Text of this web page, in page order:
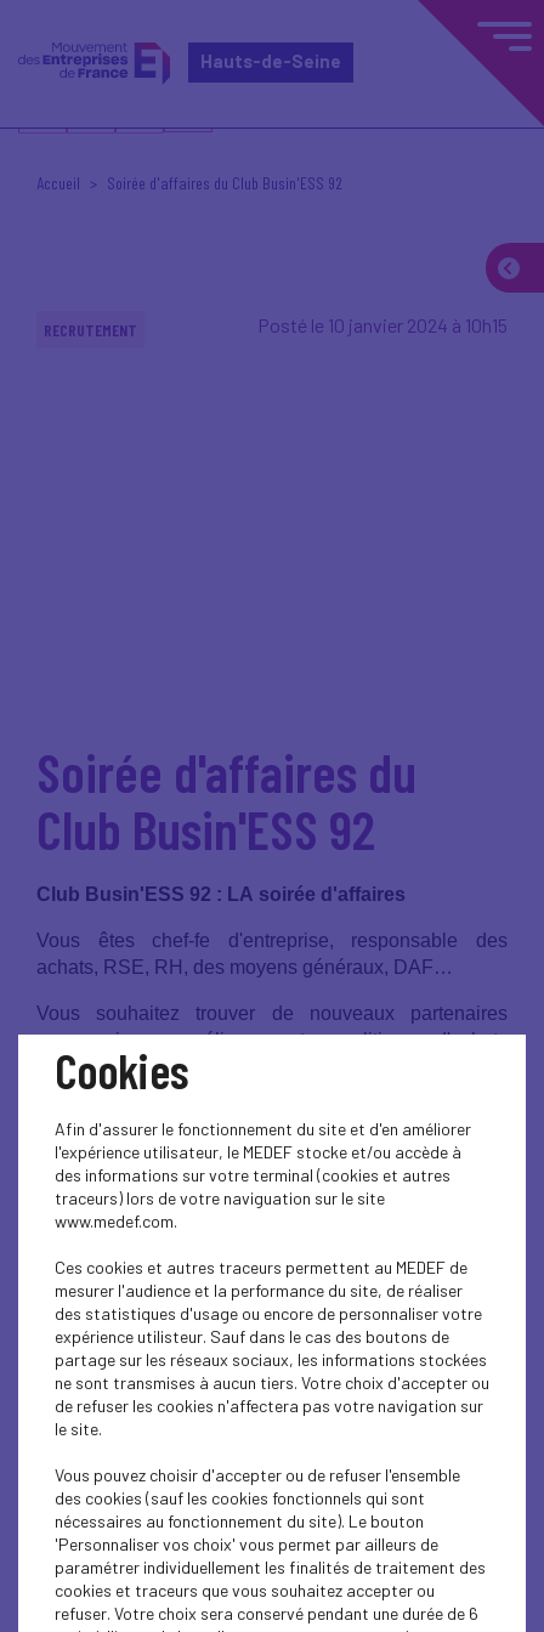
Hauts-de-Seine
Accueil Soirée d'affaires du Club Busin'ESS 92
RECRUTEMENT Posté le 10 janvier 2024 à 10h15
Soirée d'affaires du
Club Busin'ESS 92
Club Busin'ESS 92 : LA soirée d'affaires
Vous êtes chef-fe d'entreprise, responsable des
achats, RSE, RH, des moyens généraux, DAF…
Vous souhaitez trouver de nouveaux partenaires
commerciaux, améliorer votre politique d'achats
responsables, votre RSE, accroitre votre impact
territorial, trouver de nouvelles opportunités de
recrutement dans les Hauts-de-Seine.
Participez à notre Soirée d’Affaires, mardi 30 janvier
2024 de 17h à 20h30 à Workstation(Courbevoie) et
rencontrer les entreprises de l'ESS du 92 engagées
Vous y trouverez des solutions locales dans plus
d’une vingtaine de secteurs d'activités variées :
Facility management,
Logistique, conditionnement,
Traiteur, évènementiel,
Communication, impression,
Entretien, nettoyage, déménagement,
Recrutement de personnel,
Gestion des déchets,
Etc.
Cookies
Afin d'assurer le fonctionnement du site et d'en améliorer
l'expérience utilisateur, le MEDEF stocke et/ou accède à
des informations sur votre terminal (cookies et autres
traceurs) lors de votre naviguation sur le site
www.medef.com.
Ces cookies et autres traceurs permettent au MEDEF de
mesurer l'audience et la performance du site, de réaliser
des statistiques d'usage ou encore de personnaliser votre
expérience utilisteur. Sauf dans le cas des boutons de
partage sur les réseaux sociaux, les informations stockées
ne sont transmises à aucun tiers. Votre choix d'accepter ou
de refuser les cookies n'affectera pas votre navigation sur
le site.
Vous pouvez choisir d'accepter ou de refuser l'ensemble
des cookies (sauf les cookies fonctionnels qui sont
nécessaires au fonctionnement du site). Le bouton
'Personnaliser vos choix' vous permet par ailleurs de
paramétrer individuellement les finalités de traitement des
cookies et traceurs que vous souhaitez accepter ou
refuser. Votre choix sera conservé pendant une durée de 6